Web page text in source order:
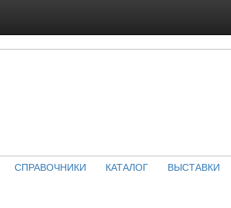
СПРАВОЧНИКИ КАТАЛОГ ВЫСТАВКИ